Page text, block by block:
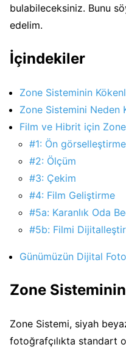
bulabileceksiniz. Bunu
edelim.
İçindekiler
Zone Sisteminin
Zone Sistemini Neden
Film ve Hibrit için
#1: Ön görselleştirme
#2: Ölçüm
#3: Çekim
#4: Film Geliştirme
#5a: Karanlık Oda
#5b: Filmi
Günümüzün Dijital
Zone
Zone Sistemi, siyah
fotoğrafçılıkta standart